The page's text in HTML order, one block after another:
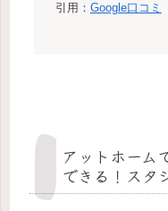
引用： Google口コミ
アットホーム
できる！スタ